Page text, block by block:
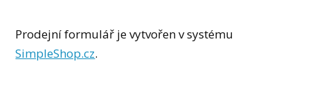
Prodejní formulář je vytvořen v systému
SimpleShop.cz.